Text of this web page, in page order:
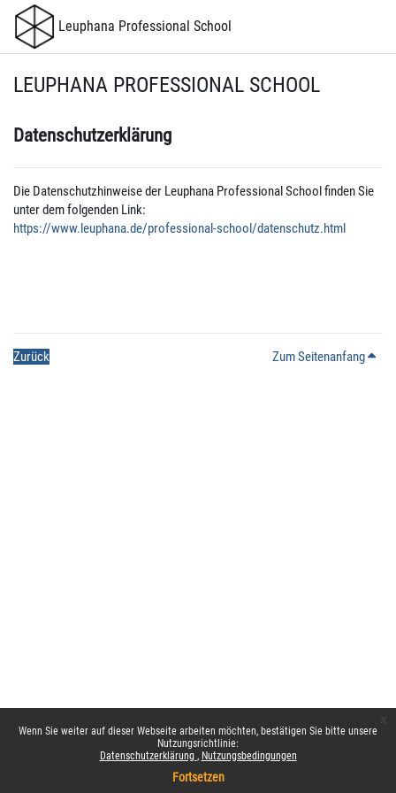
Zum Hauptinhalt
Wenn Sie weiter auf dieser Webseite arbeiten möchten, bestätigen Sie bitte unsere
Nutzungsrichtlinie:
Datenschutzerklärung
Nutzungsbedingungen
Fortsetzen
Leuphana Professional School
LEUPHANA PROFESSIONAL SCHOOL
Datenschutzerklärung
Die Datenschutzhinweise der Leuphana Professional School finden Sie
unter dem folgenden Link:
https://www.leuphana.de/professional-school/datenschutz.html
Zurück Zum Seitenanfang